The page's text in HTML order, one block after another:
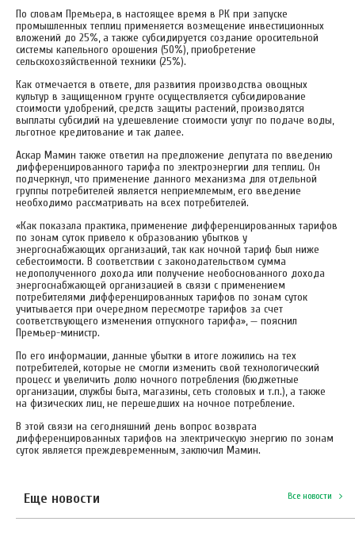
По словам Премьера, в настоящее время в РК при запуске
промышленных теплиц применяется возмещение инвестиционных
вложений до 25%, а также субсидируется создание оросительной
системы капельного орошения (50%), приобретение
сельскохозяйственной техники (25%).
Как отмечается в ответе, для развития производства овощных
культур в защищенном грунте осуществляется субсидирование
стоимости удобрений, средств защиты растений, производятся
выплаты субсидий на удешевление стоимости услуг по подаче воды,
льготное кредитование и так далее.
Аскар Мамин также ответил на предложение депутата по введению
дифференцированного тарифа по электроэнергии для теплиц. Он
подчеркнул, что применение данного механизма для отдельной
группы потребителей является неприемлемым, его введение
необходимо рассматривать на всех потребителей.
«Как показала практика, применение дифференцированных тарифов
по зонам суток привело к образованию убытков у
энергоснабжающих организаций, так как ночной тариф был ниже
себестоимости. В соответствии с законодательством сумма
недополученного дохода или получение необоснованного дохода
энергоснабжающей организацией в связи с применением
потребителями дифференцированных тарифов по зонам суток
учитывается при очередном пересмотре тарифов за счет
соответствующего изменения отпускного тарифа», — пояснил
Премьер-министр.
По его информации, данные убытки в итоге ложились на тех
потребителей, которые не смогли изменить свой технологический
процесс и увеличить долю ночного потребления (бюджетные
организации, службы быта, магазины, сеть столовых и т.п.), а также
на физических лиц, не перешедших на ночное потребление.
В этой связи на сегодняшний день вопрос возврата
дифференцированных тарифов на электрическую энергию по зонам
суток является преждевременным, заключил Мамин.
Еще новости Все новости